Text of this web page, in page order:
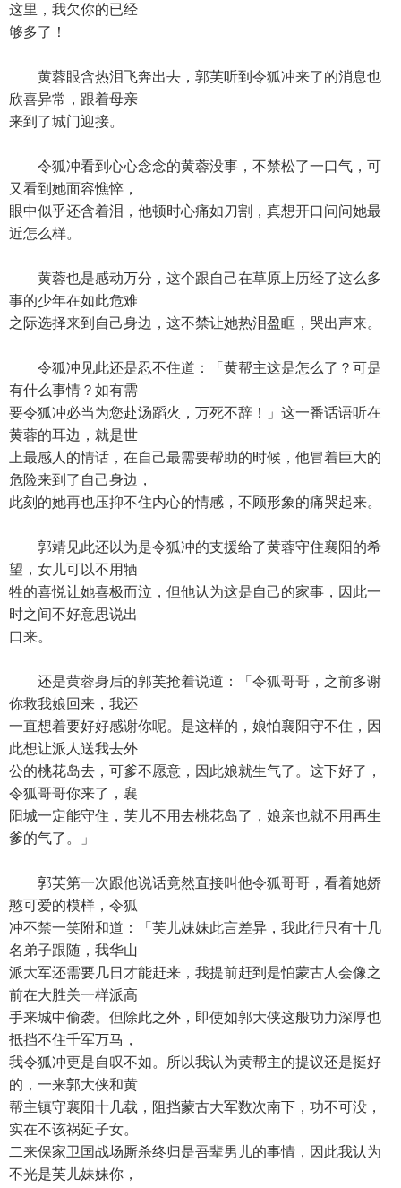
这里，我欠你的已经
够多了！
黄蓉眼含热泪飞奔出去，郭芙听到令狐冲来了的消息也
欣喜异常，跟着母亲
来到了城门迎接。
令狐冲看到心心念念的黄蓉没事，不禁松了一口气，可
又看到她面容憔悴，
眼中似乎还含着泪，他顿时心痛如刀割，真想开口问问她最
近怎么样。
黄蓉也是感动万分，这个跟自己在草原上历经了这么多
事的少年在如此危难
之际选择来到自己身边，这不禁让她热泪盈眶，哭出声来。
令狐冲见此还是忍不住道：「黄帮主这是怎么了？可是
有什么事情？如有需
要令狐冲必当为您赴汤蹈火，万死不辞！」这一番话语听在
黄蓉的耳边，就是世
上最感人的情话，在自己最需要帮助的时候，他冒着巨大的
危险来到了自己身边，
此刻的她再也压抑不住内心的情感，不顾形象的痛哭起来。
郭靖见此还以为是令狐冲的支援给了黄蓉守住襄阳的希
望，女儿可以不用牺
牲的喜悦让她喜极而泣，但他认为这是自己的家事，因此一
时之间不好意思说出
口来。
还是黄蓉身后的郭芙抢着说道：「令狐哥哥，之前多谢
你救我娘回来，我还
一直想着要好好感谢你呢。是这样的，娘怕襄阳守不住，因
此想让派人送我去外
公的桃花岛去，可爹不愿意，因此娘就生气了。这下好了，
令狐哥哥你来了，襄
阳城一定能守住，芙儿不用去桃花岛了，娘亲也就不用再生
爹的气了。」
郭芙第一次跟他说话竟然直接叫他令狐哥哥，看着她娇
憨可爱的模样，令狐
冲不禁一笑附和道：「芙儿妹妹此言差异，我此行只有十几
名弟子跟随，我华山
派大军还需要几日才能赶来，我提前赶到是怕蒙古人会像之
前在大胜关一样派高
手来城中偷袭。但除此之外，即使如郭大侠这般功力深厚也
抵挡不住千军万马，
我令狐冲更是自叹不如。所以我认为黄帮主的提议还是挺好
的，一来郭大侠和黄
帮主镇守襄阳十几载，阻挡蒙古大军数次南下，功不可没，
实在不该祸延子女。
二来保家卫国战场厮杀终归是吾辈男儿的事情，因此我认为
不光是芙儿妹妹你，